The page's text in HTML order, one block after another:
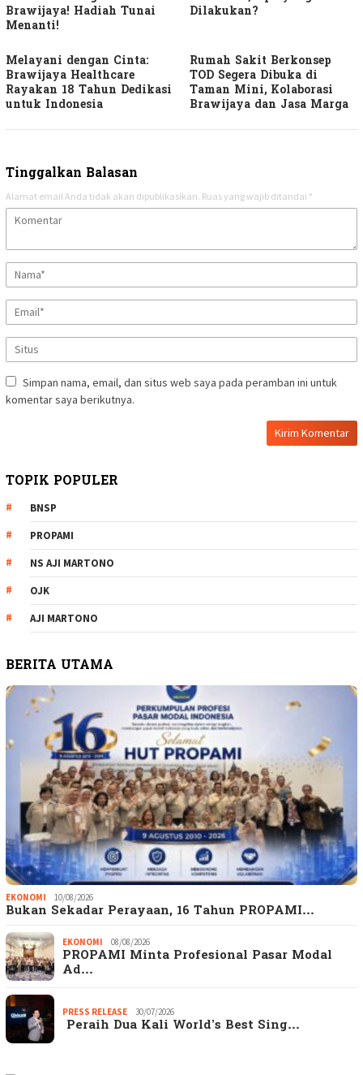
Brawijaya! Hadiah Tunai
Menanti!
Dilakukan?
Melayani dengan Cinta:
Brawijaya Healthcare
Rayakan 18 Tahun Dedikasi
untuk Indonesia
Rumah Sakit Berkonsep
TOD Segera Dibuka di
Taman Mini, Kolaborasi
Brawijaya dan Jasa Marga
Tinggalkan Balasan
Alamat email Anda tidak akan dipublikasikan. Ruas yang wajib ditandai *
Simpan nama, email, dan situs web saya pada peramban ini untuk
komentar saya berikutnya.
TOPIK POPULER
BNSP
PROPAMI
NS AJI MARTONO
OJK
AJI MARTONO
BERITA UTAMA
EKONOMI 10/08/2026
Bukan Sekadar Perayaan, 16 Tahun PROPAMI…
EKONOMI 08/08/2026
PROPAMI Minta Profesional Pasar Modal
Ad…
PRESS RELEASE 30/07/2026
Peraih Dua Kali World’s Best Sing…